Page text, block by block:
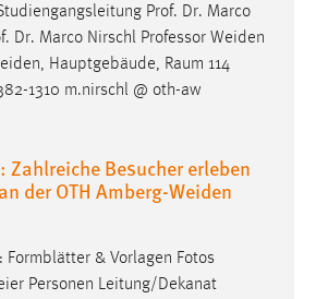
Prof. Dr. Marco
Dr. Marco Nirschl Professor Weiden
Hauptgebäude, Raum 114
1310 m.nirschl @ oth-aw
Besucher erleben
der OTH Amberg-Weiden
Formblätter & Vorlagen Fotos
Personen Leitung/Dekanat